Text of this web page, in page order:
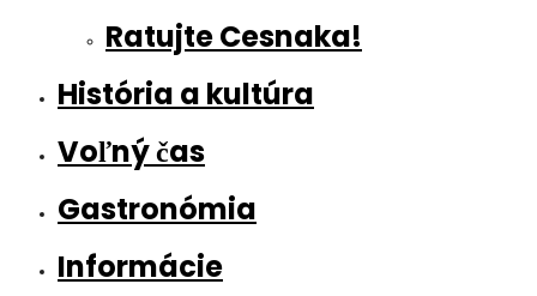
Ratujte Cesnaka!
História a kultúra
Voľný čas
Gastronómia
Informácie